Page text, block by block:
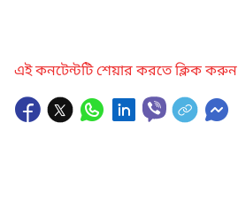
এই কনটেন্টটি শেয়ার করতে ক্লিক করুন